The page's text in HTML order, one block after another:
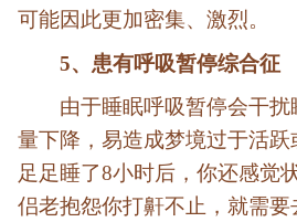
可能因此更加密集、激烈。
5、患有呼吸暂停综合征
由于睡眠呼吸暂停会干
量下降，易造成梦境过于活
足足睡了8小时后，你还感觉
侣老抱怨你打鼾不止，就需要